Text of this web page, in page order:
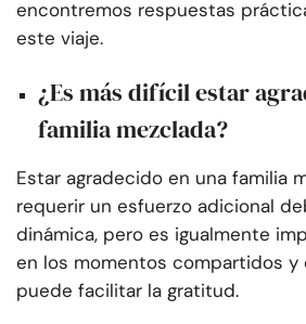
encontremos respuestas
este viaje.
¿Es más difícil estar
familia mezclada?
Estar agradecido en una familia
requerir un esfuerzo adicional
dinámica, pero es igualmente
en los momentos compartidos y
puede facilitar la gratitud.